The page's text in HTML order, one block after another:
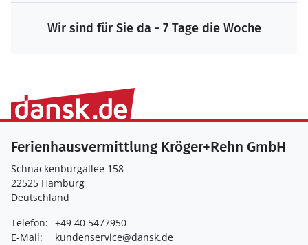
Wir sind für Sie da - 7 Tage die Woche
Ferienhausvermittlung Kröger+Rehn GmbH
Schnackenburgallee 158
22525 Hamburg
Deutschland
Telefon: +49 40 5477950
E-Mail:
kundenservice@dansk.de